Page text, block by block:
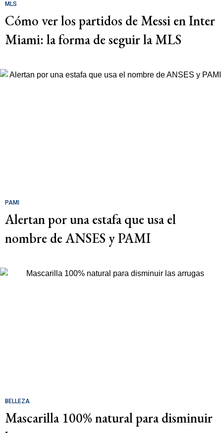
MLS
Cómo ver los partidos de Messi en Inter
Miami: la forma de seguir la MLS
PAMI
Alertan por una estafa que usa el
nombre de ANSES y PAMI
BELLEZA
Mascarilla 100% natural para disminuir